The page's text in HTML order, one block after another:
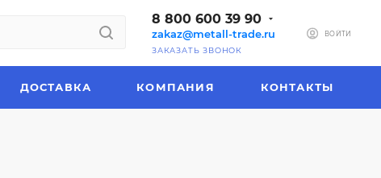
8 800 600 39 90
zakaz@metall-trade.ru
ЗАКАЗАТЬ ЗВОНОК
ВОЙТИ
ДОСТАВКА КОМПАНИЯ КОНТАКТЫ